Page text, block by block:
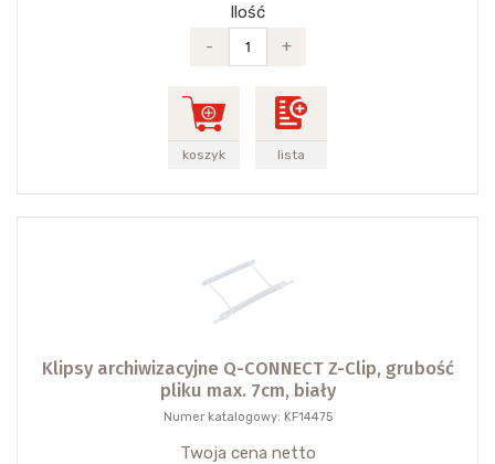
Ilość
-
+
koszyk lista
Klipsy archiwizacyjne Q-CONNECT Z-Clip, grubość
pliku max. 7cm, biały
Numer katalogowy: KF14475
Twoja cena netto